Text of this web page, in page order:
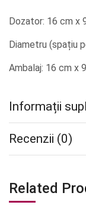
Dozator: 16 cm x
Diametru (spațiu
Ambalaj: 16 cm x
Informații
Recenzii (0)
Related